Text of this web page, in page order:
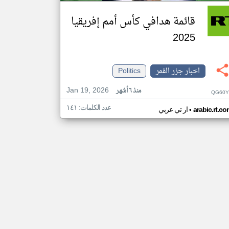
قائمة هدافي كأس أمم إفريقيا
2025
اخبار جزر القمر
Politics
Jan 19, 2026
منذ ٦ أشهر
ار تي عربي• عدد الكلمات: ١٤١